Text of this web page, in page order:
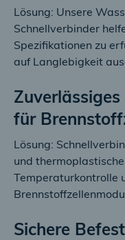
Lösung: Unsere
Schnellverbinder
Spezifikationen zu
auf Langlebigkeit
für
Lösung:
und
Sichere